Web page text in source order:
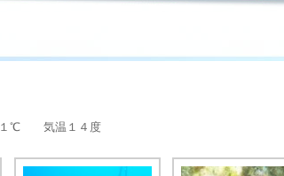
１℃ 気温１４度